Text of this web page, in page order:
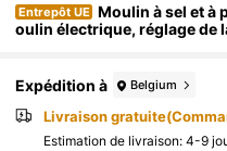
Entrepôt UE Moulin à sel et à
oulin électrique, réglage de
Expédition à
Belgium
Livraison
Estimation de livraison: 4-9